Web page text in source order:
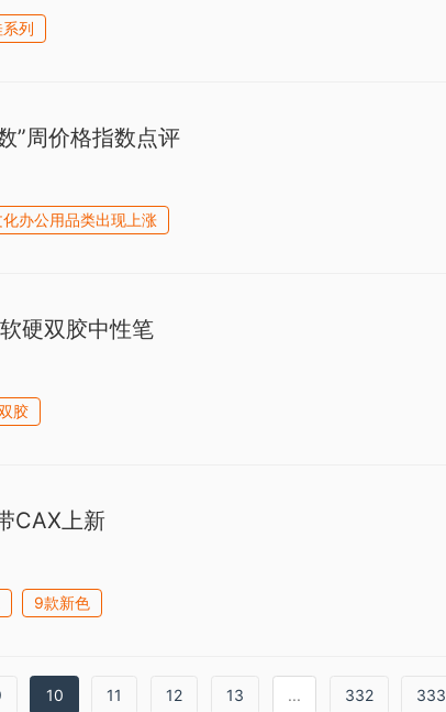
列
”周价格指数点评
化办公用品类出现上涨
硬双胶中性笔
胶
CAX上新
9款新色
10 11 12 13 ... 332 333